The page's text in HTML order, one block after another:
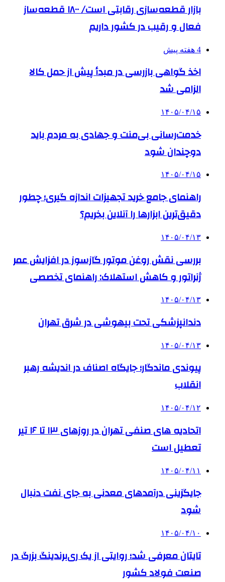
بازار قطعه‌سازی رقابتی است/ ۱۸۰۰ قطعه‌ساز
فعال و رقیب در کشور داریم
4 هفته پیش
اخذ گواهی بازرسی در مبدأ پیش از حمل کالا
الزامی شد
۱۴۰۵/۰۴/۱۵
خدمت‌رسانی بی‌منت و جهادی به مردم باید
دوچندان شود
۱۴۰۵/۰۴/۱۵
راهنمای جامع خرید تجهیزات اندازه گیری؛ چطور
دقیق‌ترین ابزارها را آنلاین بخریم؟
۱۴۰۵/۰۴/۱۳
بررسی نقش روغن موتور گازسوز در افزایش عمر
ژنراتور و کاهش استهلاک: راهنمای تخصصی
۱۴۰۵/۰۴/۱۳
دندانپزشکی تحت بیهوشی در شرق تهران
۱۴۰۵/۰۴/۱۳
پیوندی ماندگار؛ جایگاه اصناف در اندیشه رهبر
انقلاب
۱۴۰۵/۰۴/۱۲
اتحادیه های صنفی تهران در روزهای ۱۳ تا ۱۶ تیر
تعطیل است
۱۴۰۵/۰۴/۱۱
جایگزینی درآمدهای معدنی به جای نفت دنبال
شود
۱۴۰۵/۰۴/۱۰
تایتان معرفی شد؛ روایتی از یک ری‌برندینگ بزرگ در
صنعت فولاد کشور